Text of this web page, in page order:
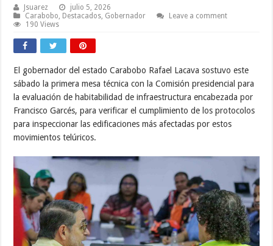
Jsuarez
julio 5, 2026
Carabobo Destacados Gobernador
Leave a comment
190 Views
El gobernador del estado Carabobo Rafael Lacava sostuvo este
sábado la primera mesa técnica con la Comisión presidencial para
la evaluación de habitabilidad de infraestructura encabezada por
Francisco Garcés, para verificar el cumplimiento de los protocolos
para inspeccionar las edificaciones más afectadas por estos
movimientos telúricos.